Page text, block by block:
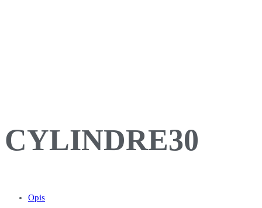
CYLINDRE30
Opis